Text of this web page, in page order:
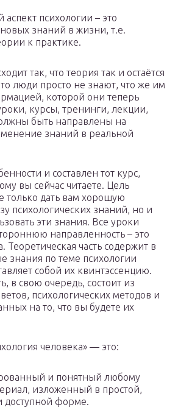
аспект психологии – это
знаний в жизни, т.е.
к практике.
так, что теория так и остаётся
люди просто не знают, что же им
которой они теперь
курсы, тренинги, лекции,
быть направлены на
знаний в реальной
и составлен тот курс,
вы сейчас читаете. Цель
только дать вам хорошую
психологических знаний, но и
эти знания. Все уроки
направленность – это
Теоретическая часть содержит в
знания по теме психологии
собой их квинтэссенцию.
в свою очередь, состоит из
психологических методов и
на то, что вы будете их
человека» — это:
и понятный любому
изложенный в простой,
доступной форме.